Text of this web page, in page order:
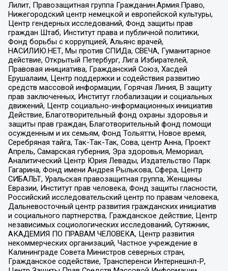
Лилит, Правозащитная группа Гражданин.Армия.Право,
Нижегородский центр немецкой и европейской культуры,
Центр гендерных исследований, Фонд защиты прав
граждан Штаб, Институт права и публичной политики,
Фонд борьбы с коррупцией, Альянс врачей,
НАСИЛИЮ.НЕТ, Мы против СПИДа, СВЕЧА, Гуманитарное
действие, Открытый Петербург, Лига Избирателей,
Правовая инициатива, Гражданский Союз, Хасдей
Ерушалаим, Центр поддержки и содействия развитию
средств массовой информации, Горячая Линия, В защиту
прав заключенных, Институт глобализации и социальных
движений, Центр социально-информационных инициатив
Действие, Благотворительный фонд охраны здоровья и
защиты прав граждан, Благотворительный фонд помощи
осужденным и их семьям, Фонд Тольятти, Новое время,
Серебряная тайга, Так-Так-Так, Сова, центр Анна, Проект
Апрель, Самарская губерния, Эра здоровья, Мемориал,
Аналитический Центр Юрия Левады, Издательство Парк
Гагарина, Фонд имени Андрея Рылькова, Сфера, Центр
СИБАЛЬТ, Уральская правозащитная группа, Женщины
Евразии, Институт прав человека, Фонд защиты гласности,
Российский исследовательский центр по правам человека,
Дальневосточный центр развития гражданских инициатив
и социального партнерства, Гражданское действие, Центр
независимых социологических исследований, Сутяжник,
АКАДЕМИЯ ПО ПРАВАМ ЧЕЛОВЕКА, Центр развития
некоммерческих организаций, Частное учреждение в
Калининграде Совета Министров северных стран,
Гражданское содействие, Трансперенси Интернешнл-Р,